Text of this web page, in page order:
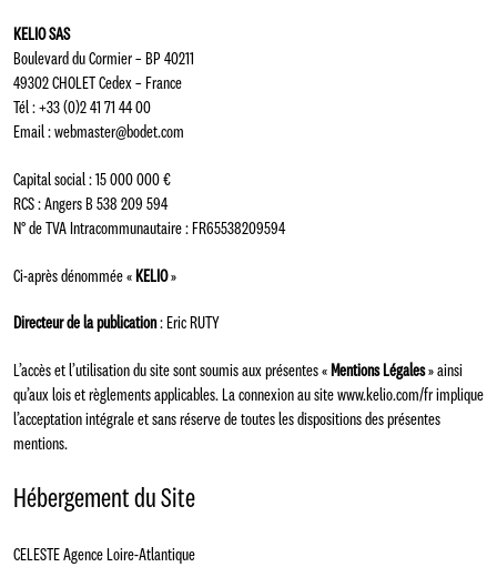
KELIO SAS
Boulevard du Cormier – BP 40211
49302 CHOLET Cedex – France
Tél : +33 (0)2 41 71 44 00
Email :webmaster@bodet.com
Capital social : 15 000 000 €
RCS : Angers B 538 209 594
N° de TVA Intracommunautaire : FR65538209594
Ci-après dénommée « KELIO»
Directeur de la publication: Eric RUTY
L’accès et l’utilisation du site sont soumis aux présentes « Mentions Légales» ainsi
qu’aux lois et règlements applicables. La connexion au sitewww.kelio.com/frimplique
l’acceptation intégrale et sans réserve de toutes les dispositions des présentes
mentions.
Hébergement du Site
CELESTE Agence Loire-Atlantique